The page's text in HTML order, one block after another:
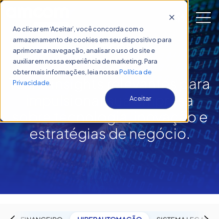
Ao clicar em ‘Aceitar’, você concorda com o
armazenamento de cookies em seu dispositivo para
aprimorar a navegação, analisar o uso do site e
auxiliar em nossa experiência de marketing. Para
obter mais informações, leia nossaPolítica de
Privacidade
Aceitar
ARTIGOS
Artigos
Tenha insights relevantes para
ar suaempresa
sobre tecnologia, inovação e
estratégias de negócio.